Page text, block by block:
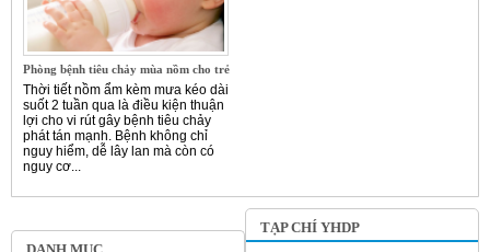
Phòng bệnh tiêu chảy mùa nồm cho trẻ
Thời tiết nồm ẩm kèm mưa kéo dài
suốt 2 tuần qua là điều kiện thuận
lợi cho vi rút gây bệnh tiêu chảy
phát tán mạnh. Bệnh không chỉ
nguy hiểm, dễ lây lan mà còn có
nguy cơ...
TẠP CHÍ YHDP